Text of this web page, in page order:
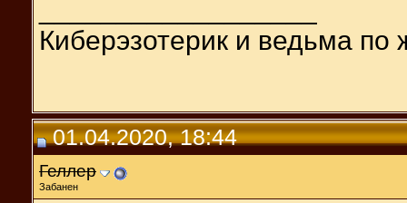
Киберэзотерик и ведьма по
01.04.2020, 18:44
Геллер
Забанен